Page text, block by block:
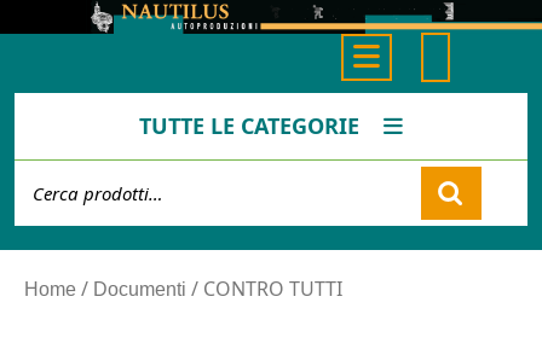
Button
TUTTE LE CATEGORIE
Cart
Home / Documenti / CONTRO TUTTI